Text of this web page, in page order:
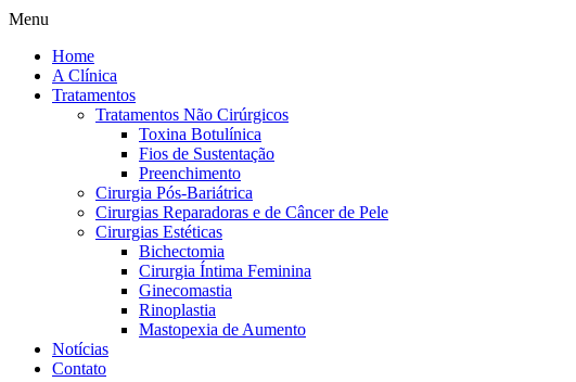
Menu
Home
A Clínica
Tratamentos
Tratamentos Não Cirúrgicos
Toxina Botulínica
Fios de Sustentação
Preenchimento
Cirurgia Pós-Bariátrica
Cirurgias Reparadoras e de Câncer de Pele
Cirurgias Estéticas
Bichectomia
Cirurgia Íntima Feminina
Ginecomastia
Rinoplastia
Mastopexia de Aumento
Notícias
Contato